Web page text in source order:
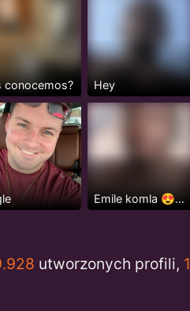
conocemos? Hey
Emile komla 😍😍
utworzonych profili,